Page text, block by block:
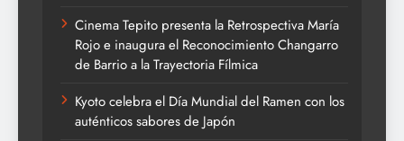
Cinema Tepito presenta la Retrospectiva María
Rojo e inaugura el Reconocimiento Changarro
de Barrio a la Trayectoria Fílmica
Kyoto celebra el Día Mundial del Ramen con los
auténticos sabores de Japón